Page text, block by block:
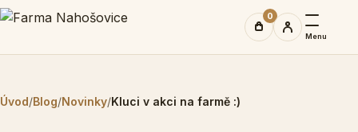
0
Menu
Úvod/Blog/Novinky/Kluci v akci na farmě :)